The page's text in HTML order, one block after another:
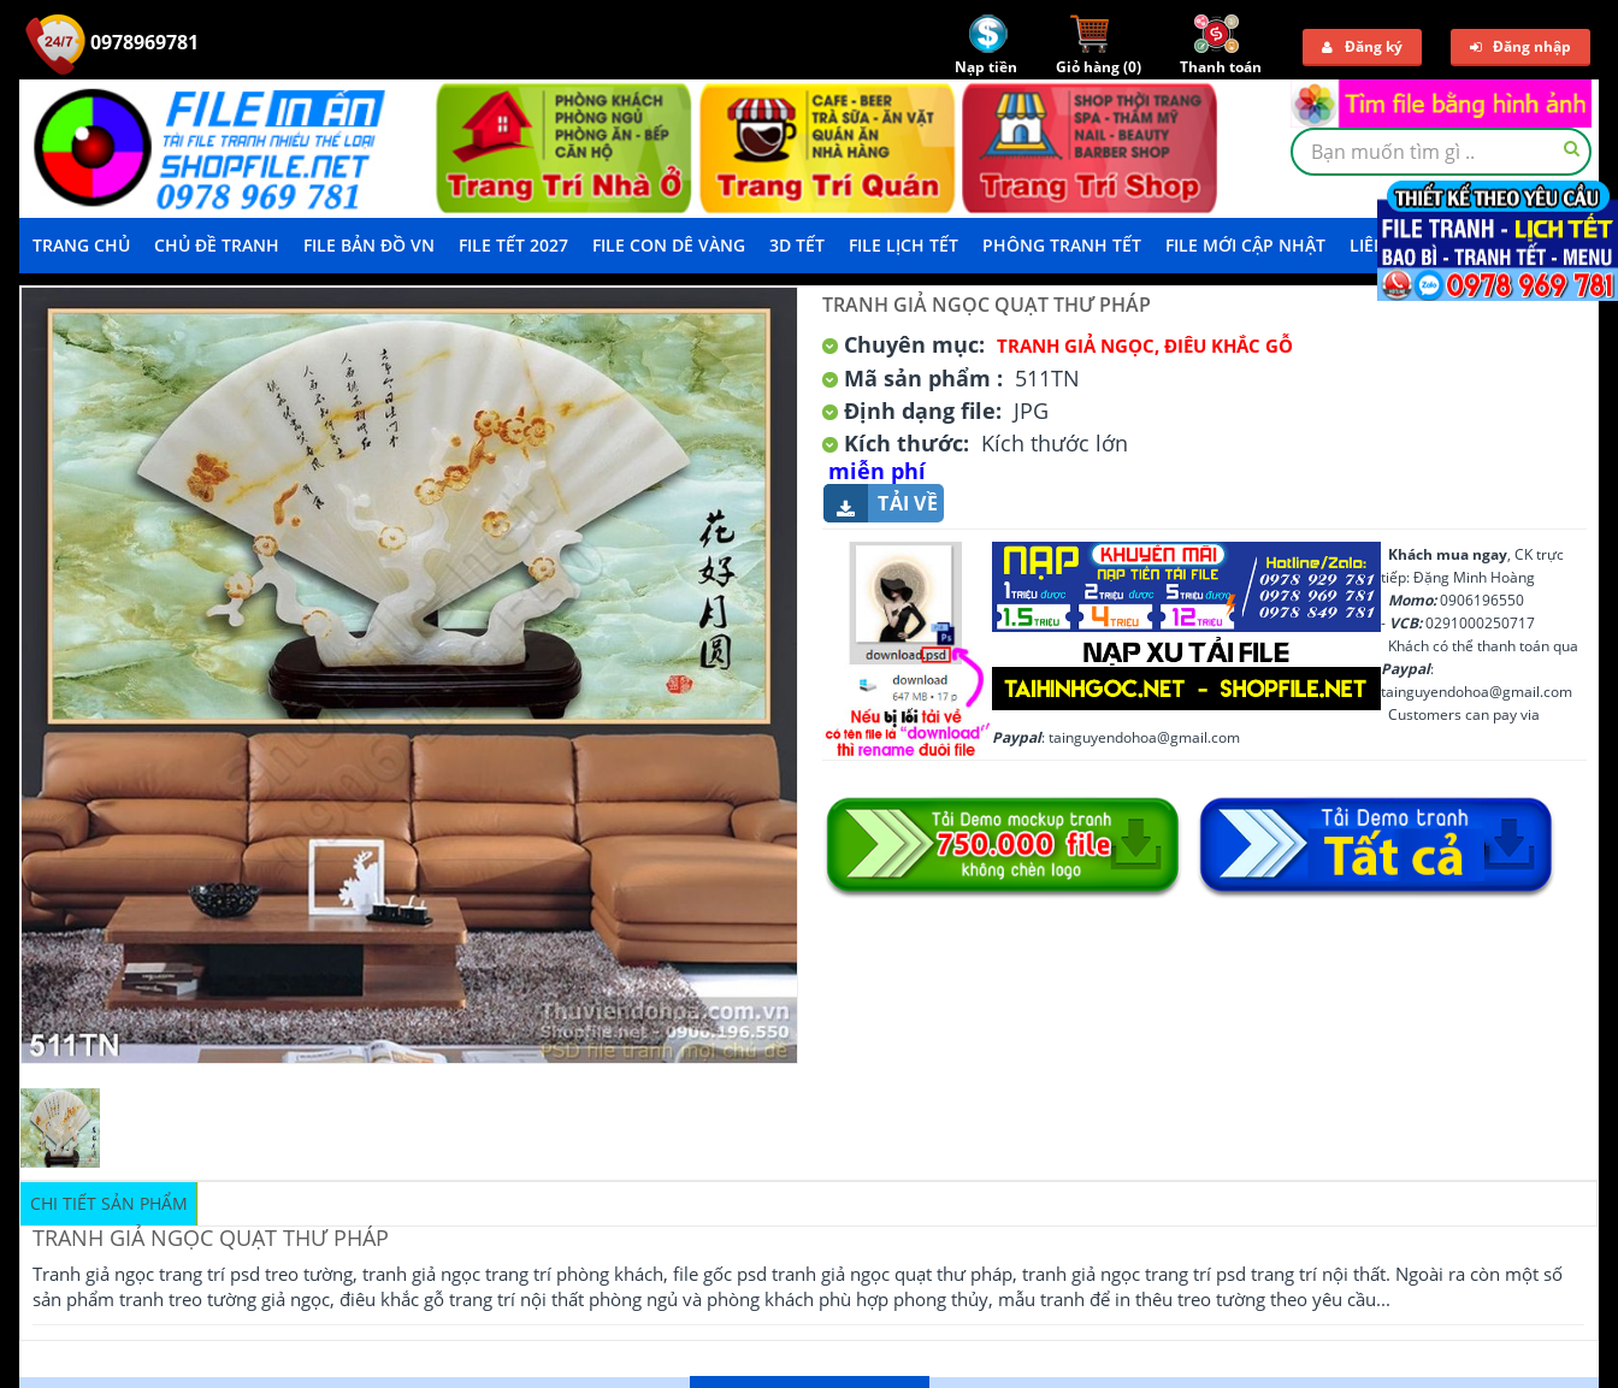
0978969781
Nạp tiền Giỏ hàng (0) Thanh toán
Đăng ký Đăng nhập
TRANG CHỦ CHỦ ĐỀ TRANH FILE BẢN ĐỒ VN FILE TẾT 2027 FILE CON DÊ VÀNG 3D TẾT FILE LỊCH TẾT PHÔNG TRANH TẾT FILE MỚI CẬP NHẬT LIÊN HỆ TẢI DEMO
TRANH GIẢ NGỌC QUẠT THƯ PHÁP
Chuyên mục: TRANH GIẢ NGỌC, ĐIÊU KHẮC GỖ
Mã sản phẩm : 511TN
Định dạng file: JPG
Kích thước: Kích thước lớn
miễn phí
TẢI VỀ
Khách mua ngay, CK trực
tiếp: Đặng Minh Hoàng
Momo:0906196550
- VCB:0291000250717
Khách có thể thanh toán qua
Paypal:
tainguyendohoa@gmail.com
Customers can pay via
Paypal: tainguyendohoa@gmail.com
CHI TIẾT SẢN PHẨM
TRANH GIẢ NGỌC QUẠT THƯ PHÁP
Tranh giả ngọc trang trí psd treo tường, tranh giả ngọc trang trí phòng khách, file gốc psd tranh giả ngọc quạt thư pháp, tranh giả ngọc trang trí psd trang trí nội thất. Ngoài ra còn một số
sản phẩm tranh treo tường giả ngọc, điêu khắc gỗ trang trí nội thất phòng ngủ và phòng khách phù hợp phong thủy, mẫu tranh để in thêu treo tường theo yêu cầu...